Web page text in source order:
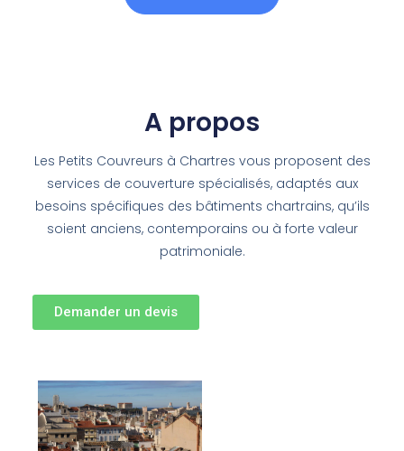
A propos
Les Petits Couvreurs à Chartres vous proposent des
services de couverture spécialisés, adaptés aux
besoins spécifiques des bâtiments chartrains, qu’ils
soient anciens, contemporains ou à forte valeur
patrimoniale.
Demander un devis